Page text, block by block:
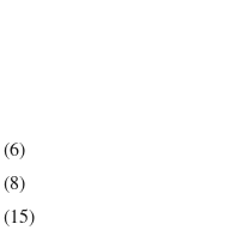
(6)
(8)
(15)